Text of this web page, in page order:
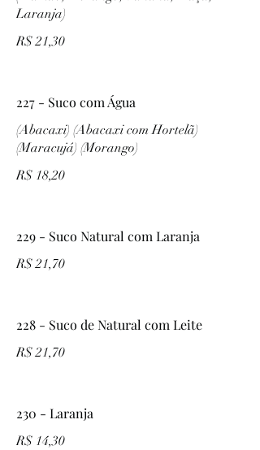
Laranja)
R$ 21,30
227 - Suco com Água
(Abacaxi) (Abacaxi com Hortelã)
(Maracujá) (Morango)
R$ 18,20
229 - Suco Natural com Laranja
R$ 21,70
228 - Suco de Natural com Leite
R$ 21,70
230 - Laranja
R$ 14,30